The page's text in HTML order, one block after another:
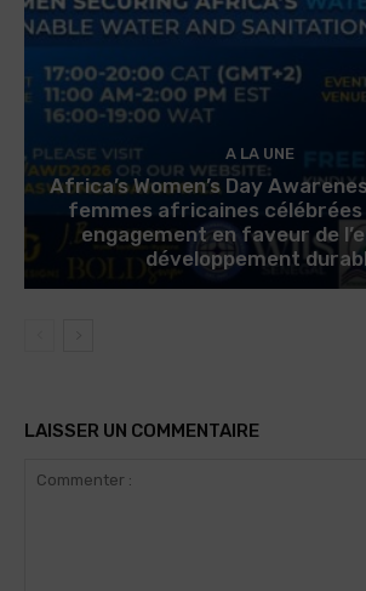
A LA UNE
Africa’s Women’s Day
femmes africaines célébrées
engagement en faveur de
développement
LAISSER UN COMMENTAIRE